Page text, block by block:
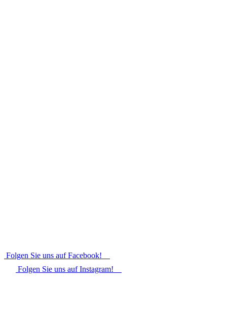
Folgen Sie uns auf Facebook!
Folgen Sie uns auf Instagram!